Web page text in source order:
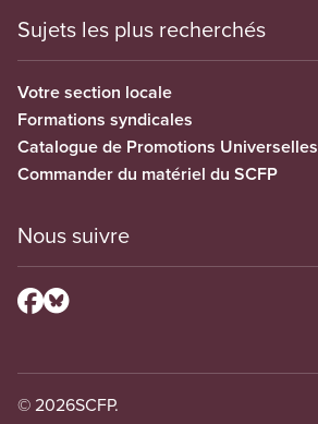
Sujets les plus recherchés
Votre section locale
Formations syndicales
Catalogue de Promotions Universelles
Commander du matériel du SCFP
Nous suivre
© 2026SCFP.